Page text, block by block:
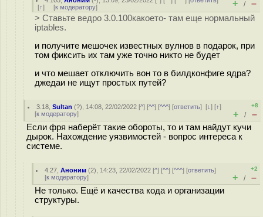
[↑] [к модератору] + / –
> Ставьте ведро 3.0.100какоето- там еще нормальный
iptables.
и получите мешочек известных вулнов в подарок, при
том фиксить их там уже точно никто не будет
и что мешает отключить вон то в билдконфиге ядра?
джедаи не ищут простых путей?
3.18 ,Sultan (?), 14:08, 22/02/2022 [^] [^^] [^^^] [ответить][↓] [↑]
[к модератору]
+8
+ / –
Если фря наберёт такие обороты, то и там найдут кучи
дырок. Нахождение уязвимостей - вопрос интереса к
системе.
4.27 ,Аноним (2), 14:23, 22/02/2022 [^] [^^] [^^^] [ответить]
[к модератору]
+2
+ / –
Не только. Ещё и качества кода и организации
структуры.